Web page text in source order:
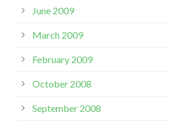
June 2009
March 2009
February 2009
October 2008
September 2008